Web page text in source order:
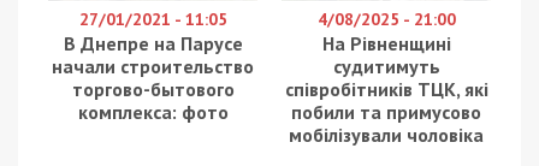
ограничения застройки земельного участка,
представление или внесение изменений в сообщение о
начале подготовительных и строительных работ, а
также регистрацию декларации о готовности объекта
к эксплуатации